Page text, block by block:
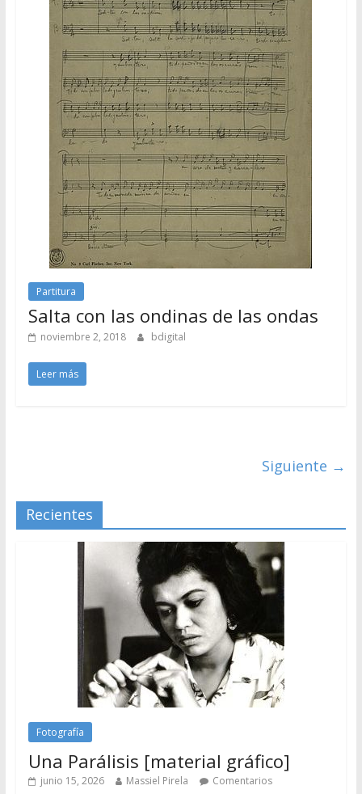
Partitura
Salta con las ondinas de las ondas
noviembre 2, 2018 bdigital
Leer más
Siguiente →
Recientes
Fotografía
Una Parálisis [material gráfico]
junio 15, 2026 Massiel Pirela
Comentarios